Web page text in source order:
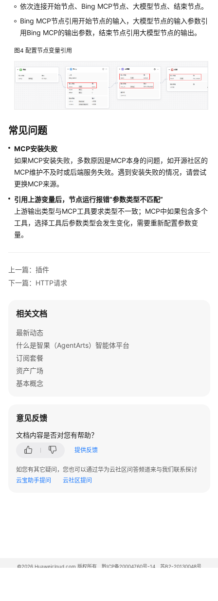
流
节
通
辑
节
点
具
节
点
MCP
求
消
息
点
量
&
知
置
依次连接开始节点、Bing MCP节点、大模型节点、结束节点。
Bing MCP节点引用开始节点的输入，大模型节点的输入参数引
用Bing MCP的输出参数，结束节点引用大模型节点的输出。
图4 配置节点变量引用
常见问题
MCP安装失败
如果MCP安装失败，多数原因是MCP本身的问题，如开源社区的
MCP维护不及时或后端服务失效。遇到安装失败的情况，请尝试
更换MCP来源。
引用上游变量后，节点运行报错“参数类型不匹配”
上游输出类型与MCP工具要求类型不一致；MCP中如果包含多个
工具，选择工具后参数类型会发生变化，需要重新配置参数变
量。
上一篇：插件
下一篇：HTTP请求
相关文档
最新动态
什么是智果（AgentArts）智能体平台
订阅套餐
资产广场
基本概念
意见反馈
文档内容是否对您有帮助？
提供反馈
如您有其它疑问，您也可以通过华为云社区问答频道来与我们联系探讨
云宝助手提问
云社区提问
©2026 Huaweicloud.com 版权所有 黔ICP备20004760号-14
苏B2-20130048号